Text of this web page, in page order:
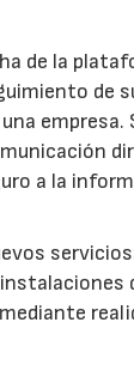
de la
de
empresa.
a la